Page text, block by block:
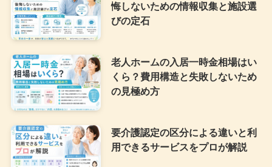
悔しないための情報収集と施設選
びの定石
老人ホームの入居一時金相場はい
くら？費用構造と失敗しないため
の見極め方
要介護認定の区分による違いと利
用できるサービスをプロが解説